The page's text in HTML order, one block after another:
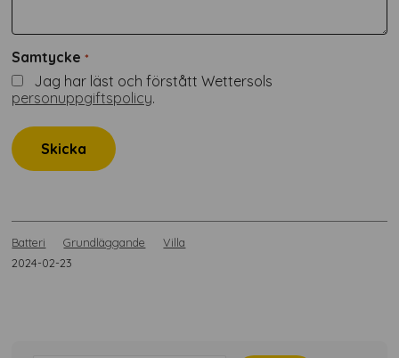
Samtycke *
Jag har läst och förstått Wettersols
personuppgiftspolicy.
Batteri Grundläggande
Villa
2024-02-23